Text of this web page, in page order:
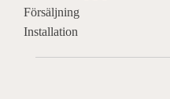
Försäljning
Installation